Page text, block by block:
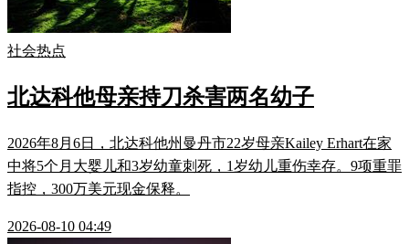
社会热点
北达科他母亲持刀杀害两名幼子
2026年8月6日，北达科他州曼丹市22岁母亲Kailey Erhart在家
中将5个月大婴儿和3岁幼童刺死，1岁幼儿重伤幸存。9项重罪
指控，300万美元现金保释。
2026-08-10 04:49